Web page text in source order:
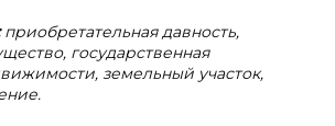
приобретательная давность,
государственная
земельный участок,